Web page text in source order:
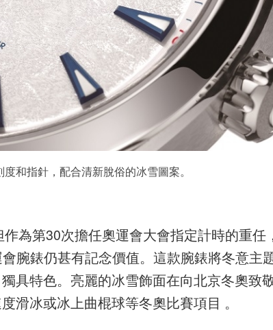
和指針，配合清新脫俗的冰雪圖案。
為第30次擔任奧運會大會指定計時的重任
腕錶仍甚有記念價值。這款腕錶將冬意主
具特色。亮麗的冰雪飾面在向北京冬奧致
滑冰或冰上曲棍球等冬奧比賽項目 。